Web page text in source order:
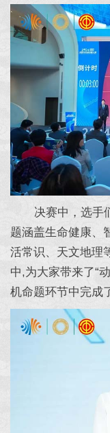
决赛中，选手们
题涵盖生命健康、
活常识、天文地理
中,为大家带来了“
机命题环节中完成